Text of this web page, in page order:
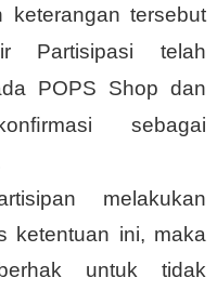
keterangan tersebut
Partisipasi telah
POPS Shop dan
sebagai
melakukan
ketentuan ini, maka
untuk tidak